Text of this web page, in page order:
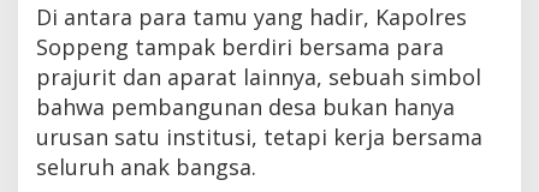
Di antara para tamu yang hadir, Kapolres
Soppeng tampak berdiri bersama para
prajurit dan aparat lainnya, sebuah simbol
bahwa pembangunan desa bukan hanya
urusan satu institusi, tetapi kerja bersama
seluruh anak bangsa.